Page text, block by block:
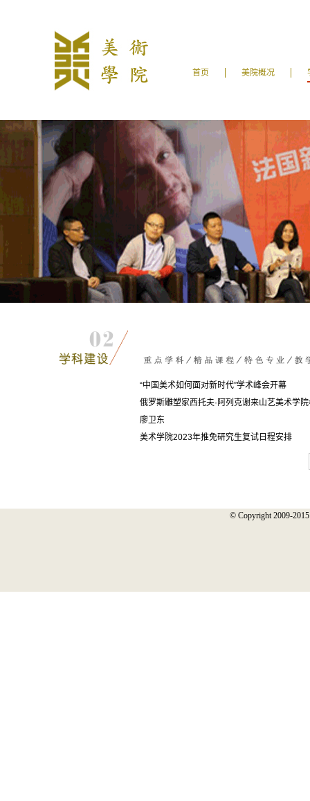
首页 美院概况
“中国美术如何面对新时代”学术峰会开幕
俄罗斯雕塑家西托夫·阿列克谢来山艺美术学
廖卫东
美术学院2023年推免研究生复试日程安排
© Copyright 2009-